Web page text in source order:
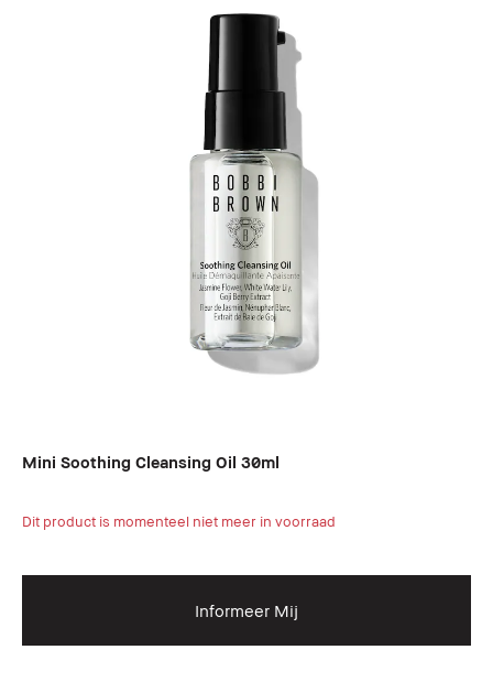
Mini Soothing Cleansing Oil 30ml
Dit product is momenteel niet meer in voorraad
Informeer Mij